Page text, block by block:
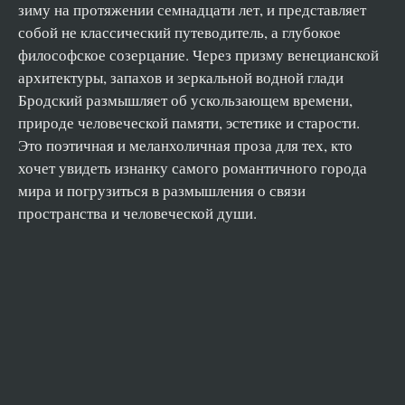
31. Поэтому, продвигаясь по этим лабиринтам
32. На светлой стороне, конечно, множество львов
33. Однажды в сумерках, когда темнеют серые глаза
34. Зимними вечерами море, гонимое встречным восточным
36. Это тревожит оркестр, точнее дирижеров
37. За эти годы, за долгие пребывания и короткие наезды
38. Ночью здесь в общем делать нечего
зиму на протяжении семнадцати лет, и представляет
собой не классический путеводитель, а глубокое
философское созерцание. Через призму венецианской
архитектуры, запахов и зеркальной водной глади
Бродский размышляет об ускользающем времени,
природе человеческой памяти, эстетике и старости.
Это поэтичная и меланхоличная проза для тех, кто
хочет увидеть изнанку самого романтичного города
мира и погрузиться в размышления о связи
пространства и человеческой души.